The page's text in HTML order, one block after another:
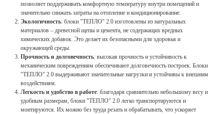
позволяет поддерживать комфортную температуру внутри помещений и
значительно снижать затраты на отопление и кондиционирование.
Экологичность: блоки "ТЕПЛО" 2.0 изготовлены из натуральных
материалов – древесной щепы и цемента, не содержащих вредных
химических добавок. Это делает их безопасными для здоровья и
окружающей среды.
Прочность и долговечность: высокая прочность и устойчивость к
механическим повреждениям обеспечивают долговечность построек. Блоки
"ТЕПЛО" 2.0 выдерживают значительные нагрузки и устойчивы к внешним
воздействиям.
Легкость и удобство в работе: благодаря сравнительно небольшому весу и
удобным размерам, блоки "ТЕПЛО" 2.0 легко транспортируются и
монтируются. Их можно без труда резать и обрабатывать, что ускоряет